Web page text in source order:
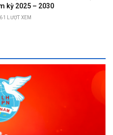
kỳ 2025 – 2030
61 LƯỢT XEM